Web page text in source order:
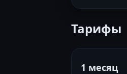
Тарифы
1 месяц